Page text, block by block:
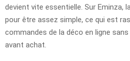
devient vite essentielle. Sur Eminza,
pour être assez simple, ce qui est
commandes de la déco en ligne
avant achat.